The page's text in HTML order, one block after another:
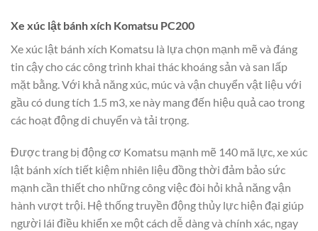
Xe xúc lật bánh xích Komatsu PC200
Xe xúc lật bánh xích Komatsu là lựa chọn mạnh mẽ và đáng
tin cậy cho các công trình khai thác khoáng sản và san lấp
mặt bằng. Với khả năng xúc, múc và vận chuyển vật liệu với
gầu có dung tích 1.5 m3, xe này mang đến hiệu quả cao trong
các hoạt động di chuyển và tải trọng.
Được trang bị động cơ Komatsu mạnh mẽ 140 mã lực, xe xúc
lật bánh xích tiết kiệm nhiên liệu đồng thời đảm bảo sức
mạnh cần thiết cho những công việc đòi hỏi khả năng vận
hành vượt trội. Hệ thống truyền động thủy lực hiện đại giúp
người lái điều khiển xe một cách dễ dàng và chính xác, ngay